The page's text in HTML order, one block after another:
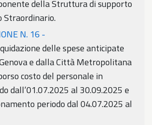
della Struttura di supporto
Straordinario.
N. 16 -
delle spese anticipate
e dalla Città Metropolitana
costo del personale in
dall’01.07.2025 al 30.09.2025 e
periodo dal 04.07.2025 al